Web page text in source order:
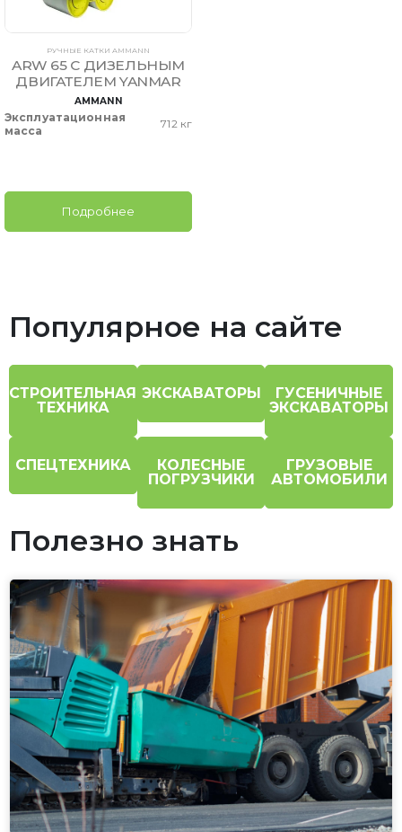
РУЧНЫЕ КАТКИ AMMANN
ARW 65 С ДИЗЕЛЬНЫМ
ДВИГАТЕЛЕМ YANMAR
AMMANN
Эксплуатационная
масса
712 кг
Подробнее
Популярное на сайте
СТРОИТЕЛЬНАЯ
ТЕХНИКА
ЭКСКАВАТОРЫ
ГУСЕНИЧНЫЕ
ЭКСКАВАТОРЫ
СПЕЦТЕХНИКА
КОЛЕСНЫЕ
ПОГРУЗЧИКИ
ГРУЗОВЫЕ
АВТОМОБИЛИ
Полезно знать